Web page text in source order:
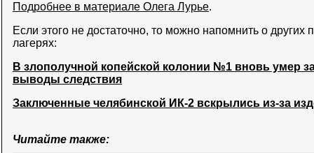
Подробнее в материале Олега Лурье.
Если этого не достаточно, то можно напомнить о других
лагерях:
В злополучной копейской колонии №1 вновь умер
выводы следствия
Заключенные челябинской ИК-2 вскрылись из-за
Читайте также: